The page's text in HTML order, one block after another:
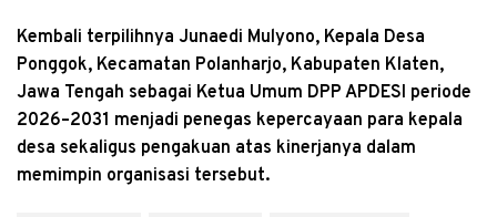
Kembali terpilihnya Junaedi Mulyono, Kepala Desa
Ponggok, Kecamatan Polanharjo, Kabupaten Klaten,
Jawa Tengah sebagai Ketua Umum DPP APDESI periode
2026–2031 menjadi penegas kepercayaan para kepala
desa sekaligus pengakuan atas kinerjanya dalam
memimpin organisasi tersebut.